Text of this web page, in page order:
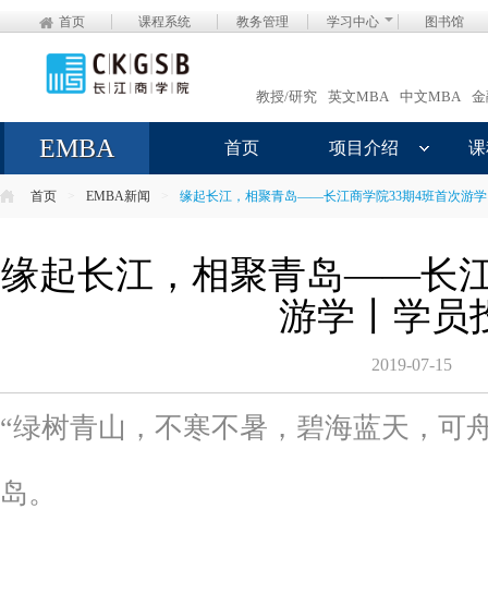
首页 课程系统 教务管理 学习中心 图书馆
教授/研究 英文MBA 中文MBA
EMBA 首页 项目介绍
首页 EMBA新闻 缘起长江，相聚青岛——长江商学院33期4班首次游
缘起长江，相聚青岛——长
游学丨学员
2019-07-15
“绿树青山，不寒不暑，碧海蓝天，可
岛。